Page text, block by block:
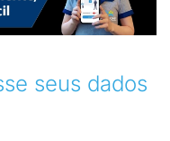
seus dados